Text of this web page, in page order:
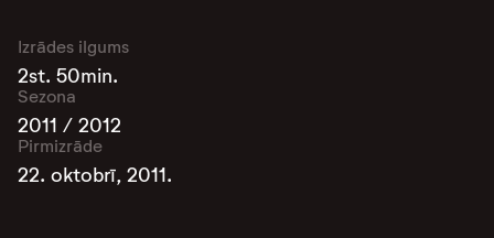
Izrādes ilgums
2st. 50min.
Sezona
2011 / 2012
Pirmizrāde
22. oktobrī, 2011.